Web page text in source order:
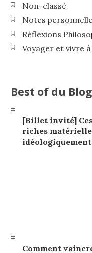
Non-classé
Notes
Réflexions
Voyager et vivre
Best of du Blog
[Billet invité]
riches
Comment